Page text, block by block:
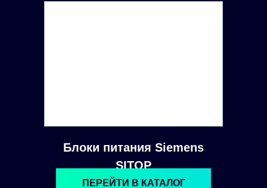
Блоки питания Siemens
SITOP
ПЕРЕЙТИ В КАТАЛОГ